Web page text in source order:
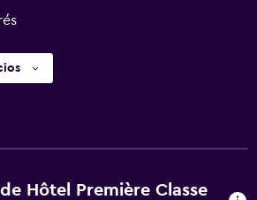
Hôtel Première Classe